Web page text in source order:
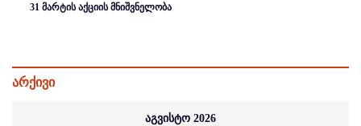
31 მარტის აქციის მნიშვნელობა
არქივი
აგვისტო 2026